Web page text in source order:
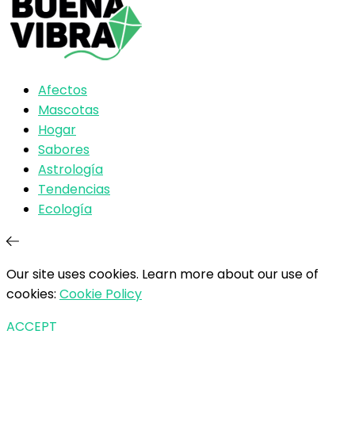
Afectos
Mascotas
Hogar
Sabores
Astrología
Tendencias
Ecología
Our site uses cookies. Learn more about our use of
cookies: Cookie Policy
ACCEPT